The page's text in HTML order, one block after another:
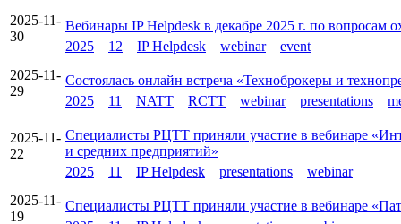
2025-11-
30
Вебинары IP Helpdesk в декабре 2025 г. по вопросам
2025
12 IP Helpdesk webinar
event
2025-11-
29
Состоялась онлайн встреча «Техноброкеры и
2025
11 NATT RCTT webinar presentations
2025-11-
22
Специалисты РЦТТ приняли участие в вебинаре
и средних предприятий»
2025
11 IP Helpdesk presentations
webinar
2025-11-
19
Специалисты РЦТТ приняли участие в вебинаре